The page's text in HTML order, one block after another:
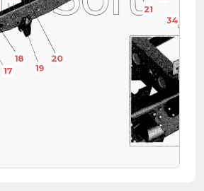
34
17
18
19
20
21